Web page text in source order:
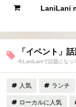
LaniLani
「イベント」
今LaniLaniで話題になっ
人気 ランチ
ローカルに人気